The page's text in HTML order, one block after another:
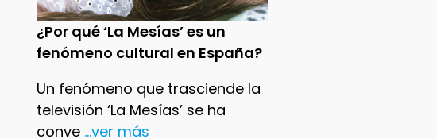
¿Por qué ‘La Mesías’ es un
fenómeno cultural en España?
Un fenómeno que trasciende la
televisión ‘La Mesías’ se ha
conve ...ver más